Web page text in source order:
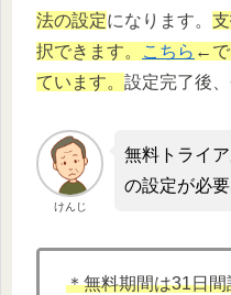
法の設定になります。
択できます。
こちら ←で
ています。 設定完了後
けんじ
無料トライ
の設定が必要
＊無料期間は31日